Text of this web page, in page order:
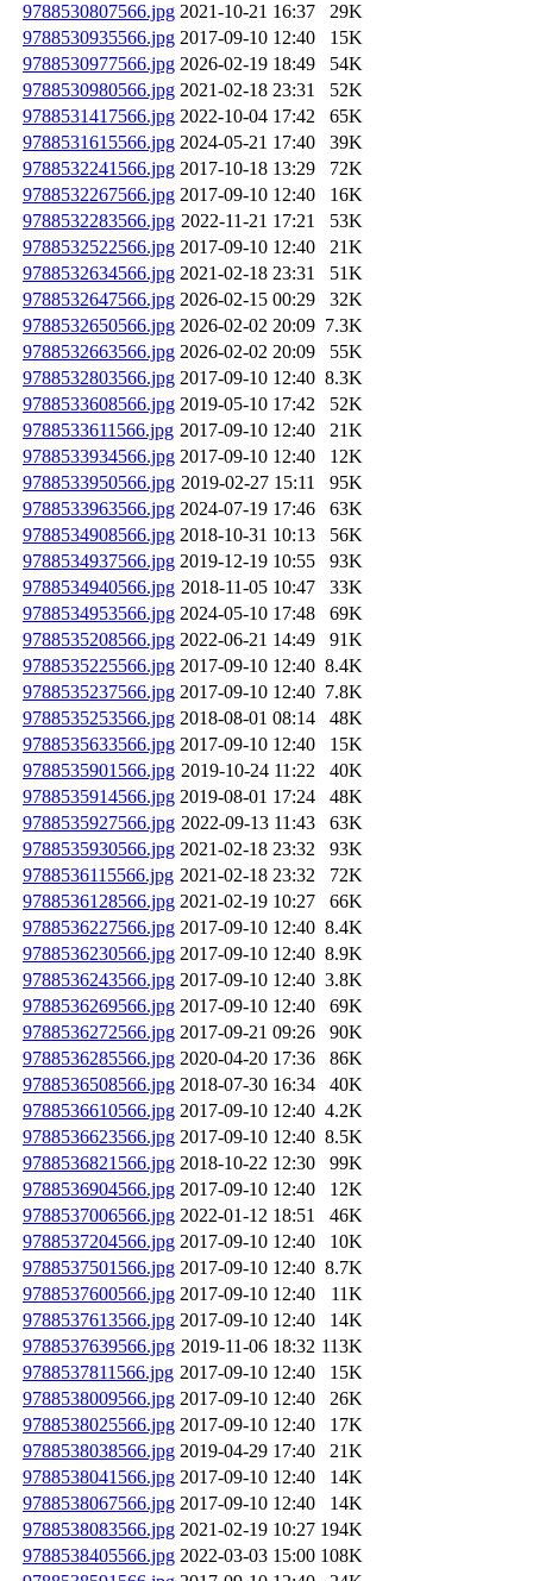
9788530807566.jpg 2021-10-21 16:37
29K
9788530935566.jpg 2017-09-10 12:40
15K
9788530977566.jpg 2026-02-19 18:49
54K
9788530980566.jpg 2021-02-18 23:31
52K
9788531417566.jpg 2022-10-04 17:42
65K
9788531615566.jpg 2024-05-21 17:40
39K
9788532241566.jpg 2017-10-18 13:29
72K
9788532267566.jpg 2017-09-10 12:40
16K
9788532283566.jpg 2022-11-21 17:21
53K
9788532522566.jpg 2017-09-10 12:40
21K
9788532634566.jpg 2021-02-18 23:31
51K
9788532647566.jpg 2026-02-15 00:29
32K
9788532650566.jpg 2026-02-02 20:09 7.3K
9788532663566.jpg 2026-02-02 20:09
55K
9788532803566.jpg 2017-09-10 12:40 8.3K
9788533608566.jpg 2019-05-10 17:42
52K
9788533611566.jpg 2017-09-10 12:40
21K
9788533934566.jpg 2017-09-10 12:40
12K
9788533950566.jpg 2019-02-27 15:11
95K
9788533963566.jpg 2024-07-19 17:46
63K
9788534908566.jpg 2018-10-31 10:13
56K
9788534937566.jpg 2019-12-19 10:55
93K
9788534940566.jpg 2018-11-05 10:47
33K
9788534953566.jpg 2024-05-10 17:48
69K
9788535208566.jpg 2022-06-21 14:49
91K
9788535225566.jpg 2017-09-10 12:40 8.4K
9788535237566.jpg 2017-09-10 12:40 7.8K
9788535253566.jpg 2018-08-01 08:14
48K
9788535633566.jpg 2017-09-10 12:40
15K
9788535901566.jpg 2019-10-24 11:22
40K
9788535914566.jpg 2019-08-01 17:24
48K
9788535927566.jpg 2022-09-13 11:43
63K
9788535930566.jpg 2021-02-18 23:32
93K
9788536115566.jpg 2021-02-18 23:32
72K
9788536128566.jpg 2021-02-19 10:27
66K
9788536227566.jpg 2017-09-10 12:40 8.4K
9788536230566.jpg 2017-09-10 12:40 8.9K
9788536243566.jpg 2017-09-10 12:40 3.8K
9788536269566.jpg 2017-09-10 12:40
69K
9788536272566.jpg 2017-09-21 09:26
90K
9788536285566.jpg 2020-04-20 17:36
86K
9788536508566.jpg 2018-07-30 16:34
40K
9788536610566.jpg 2017-09-10 12:40 4.2K
9788536623566.jpg 2017-09-10 12:40 8.5K
9788536821566.jpg 2018-10-22 12:30
99K
9788536904566.jpg 2017-09-10 12:40
12K
9788537006566.jpg 2022-01-12 18:51
46K
9788537204566.jpg 2017-09-10 12:40
10K
9788537501566.jpg 2017-09-10 12:40 8.7K
9788537600566.jpg 2017-09-10 12:40
11K
9788537613566.jpg 2017-09-10 12:40
14K
9788537639566.jpg 2019-11-06 18:32 113K
9788537811566.jpg 2017-09-10 12:40
15K
9788538009566.jpg 2017-09-10 12:40
26K
9788538025566.jpg 2017-09-10 12:40
17K
9788538038566.jpg 2019-04-29 17:40
21K
9788538041566.jpg 2017-09-10 12:40
14K
9788538067566.jpg 2017-09-10 12:40
14K
9788538083566.jpg 2021-02-19 10:27 194K
9788538405566.jpg 2022-03-03 15:00 108K